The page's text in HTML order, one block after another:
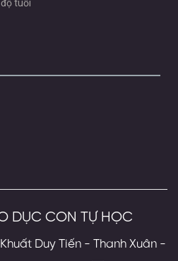
tuổi
DỤC CON TỰ HỌC
Duy Tiến - Thanh Xuân -